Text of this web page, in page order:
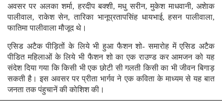
अवसर पर अलका शर्मा, हरदीप बक्शी, मधु सरीन, मुकेश माधवानी, अशेाक
पालीवाल, राकेश सेन, तारिका भानूप्रतापसिंह धायभाई, हसन पालीवाला,
फातिमा पालीवाला मौजूद थे।
एसिड अटैक पीड़ितों के लिये भी हुआ फैशन शो- समारोह में एसिड अटैक
पीडित महिलाओं के लिये भी फैशन शो का एक राउण्ड कर आमजन को यह
संदेश दिया गया कि किसी भी एक छोटी सी गलती किसी का भी जीवन बिगाड़
सकती है। इस अवसर पर प्रीता भार्गव ने एक कविता के माध्यम से यह बात
जनता तक पंहुचानें की कोशिश की।